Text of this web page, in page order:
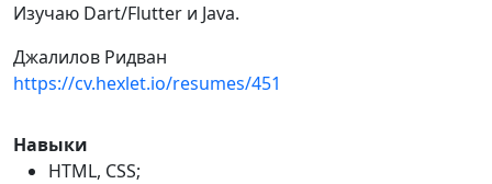
Изучаю Dart/Flutter и Java.
Джалилов Ридван
https://cv.hexlet.io/resumes/451
Навыки
HTML, CSS;